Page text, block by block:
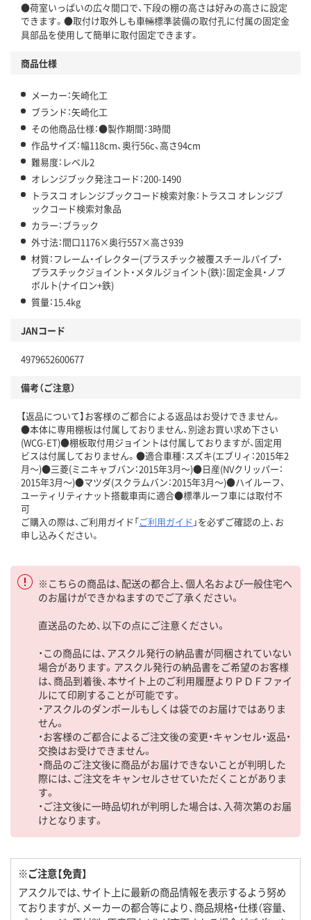
●荷室いっぱいの広々間口で、下段の棚の高さは好みの高さに設定
できます。●取付け取外しも車輛標準装備の取付孔に付属の固定金
具部品を使用して簡単に取付固定できます。
商品仕様
メーカー：矢崎化工
ブランド：矢崎化工
その他商品仕様：●製作期間：3時間
作品サイズ：幅118cm、奥行56c、高さ94cm
難易度：レベル2
オレンジブック発注コード：200-1490
トラスコ オレンジブックコード検索対象：トラスコ オレンジブ
ックコード検索対象品
カラー：ブラック
外寸法：間口1176×奥行557×高さ939
材質：フレーム・イレクター(プラスチック被覆スチールパイプ・
プラスチックジョイント・メタルジョイント(鉄)：固定金具・ノブ
ボルト(ナイロン+鉄)
質量：15.4kg
JANコード
4979652600677
備考（ご注意）
【返品について】お客様のご都合による返品はお受けできません。
●本体に専用棚板は付属しておりません、別途お買い求め下さい
(WCG-ET)●棚板取付用ジョイントは付属しておりますが、固定用
ビスは付属しておりません。●適合車種：スズキ(エブリィ：2015年2
月～)●三菱(ミニキャブバン：2015年3月～)●日産(NVクリッパー：
2015年3月～)●マツダ(スクラムバン：2015年3月～)●ハイルーフ、
ユーティリティナット搭載車両に適合●標準ルーフ車には取付不
可
ご購入の際は、ご利用ガイド「ご利用ガイド 」を必ずご確認の上、お
申し込みください。
※こちらの商品は、配送の都合上、個人名および一般住宅へ
のお届けができかねますのでご了承ください。
直送品のため、以下の点にご注意ください。
・この商品には、アスクル発行の納品書が同梱されていない
場合があります。アスクル発行の納品書をご希望のお客様
は、商品到着後、本サイト上のご利用履歴よりＰＤＦファイ
ルにて印刷することが可能です。
・アスクルのダンボールもしくは袋でのお届けではありま
せん。
・お客様のご都合によるご注文後の変更・キャンセル・返品・
交換はお受けできません。
・商品のご注文後に商品がお届けできないことが判明した
際には、ご注文をキャンセルさせていただくことがありま
す。
・ご注文後に一時品切れが判明した場合は、入荷次第のお届
けとなります。
※ご注意【免責】
アスクルでは、サイト上に最新の商品情報を表示するよう努め
ておりますが、メーカーの都合等により、商品規格・仕様（容量、